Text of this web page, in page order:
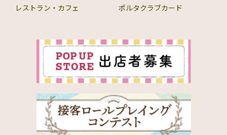
レストラン・カフェ ポルタクラブカード